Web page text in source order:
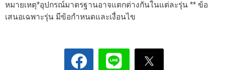
หมายเหตุ*อุปกรณ์มาตรฐานอาจแตกต่างกันในแต่ละรุ่น ** ข้อ
เสนอเฉพาะรุ่น มีข้อกำหนดและเงื่อนไข